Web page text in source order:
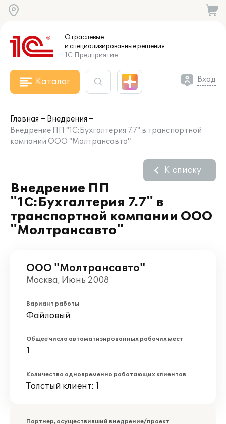
Отраслевые
и специализированныерешения
1С:Предприятие
Каталог Вход
Главная
Внедрения
Внедрение ПП "1С:Бухгалтерия 7.7" в транспортной
компании ООО "Молтрансавто"
Внедрение ПП
"1С:Бухгалтерия 7.7" в
транспортной компании ООО
"Молтрансавто"
К списку
ООО "Молтрансавто"
Москва, Июнь 2008
Вариант работы
Файловый
Общее число автоматизированных рабочих мест
1
Количество одновременно работающих клиентов
Толстый клиент: 1
Партнер, осуществивший внедрение/проект